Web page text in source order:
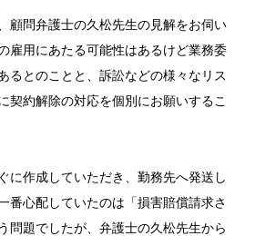
顧問弁護士の久松先生の見解をお伺い
雇用にあたる可能性はあるけど業務委
るとのことと、訴訟などの様々なリス
契約解除の対応を個別にお願いするこ
に作成していただき、勤務先へ発送し
番心配していたのは「損害賠償請求さ
問題でしたが、弁護士の久松先生から